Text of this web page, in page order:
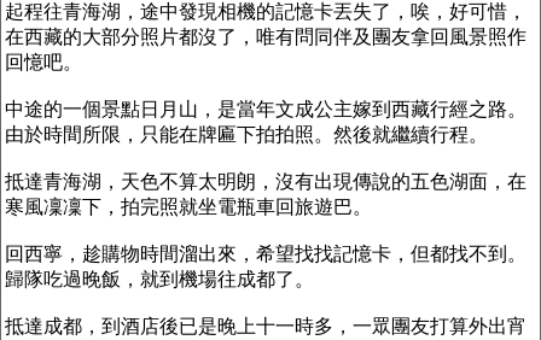
起程往青海湖，途中發現相機的記憶卡丟失了，唉，好可惜，
在西藏的大部分照片都沒了，唯有問同伴及團友拿回風景照作
回憶吧。
中途的一個景點日月山，是當年文成公主嫁到西藏行經之路。
由於時間所限，只能在牌匾下拍拍照。然後就繼續行程。
抵達青海湖，天色不算太明朗，沒有出現傳說的五色湖面，在
寒風凜凜下，拍完照就坐電瓶車回旅遊巴。
回西寧，趁購物時間溜出來，希望找找記憶卡，但都找不到。
歸隊吃過晚飯，就到機場往成都了。
抵達成都，到酒店後已是晚上十一時多，一眾團友打算外出宵